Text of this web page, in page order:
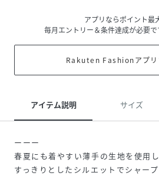
アプリならポイント最
毎月エントリー＆条件達成が必要で
Rakuten Fashionアプリ
アイテム説明 サイズ
ーーー
春夏にも着やすい薄手の生地を使用し
すっきりとしたシルエットでシャープ